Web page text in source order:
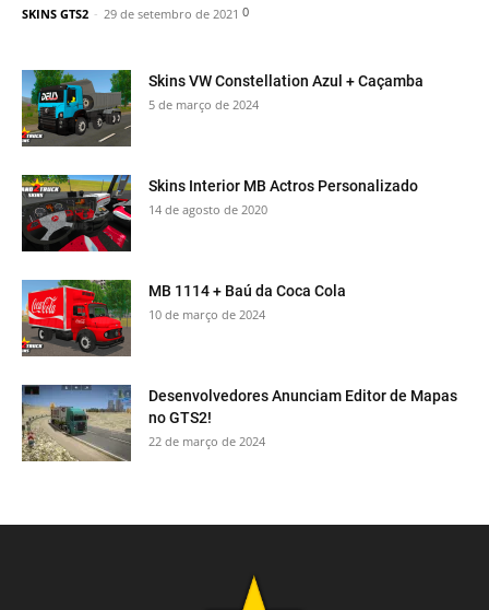
SKINS GTS2 - 29 de setembro de 2021 0
Skins VW Constellation Azul + Caçamba
5 de março de 2024
Skins Interior MB Actros Personalizado
14 de agosto de 2020
MB 1114 + Baú da Coca Cola
10 de março de 2024
Desenvolvedores Anunciam Editor de Mapas
no GTS2!
22 de março de 2024